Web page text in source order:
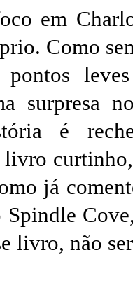
em
Como
pontos
surpresa
é
já
Spindle
livro, não